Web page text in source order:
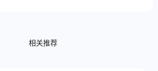
相关推荐